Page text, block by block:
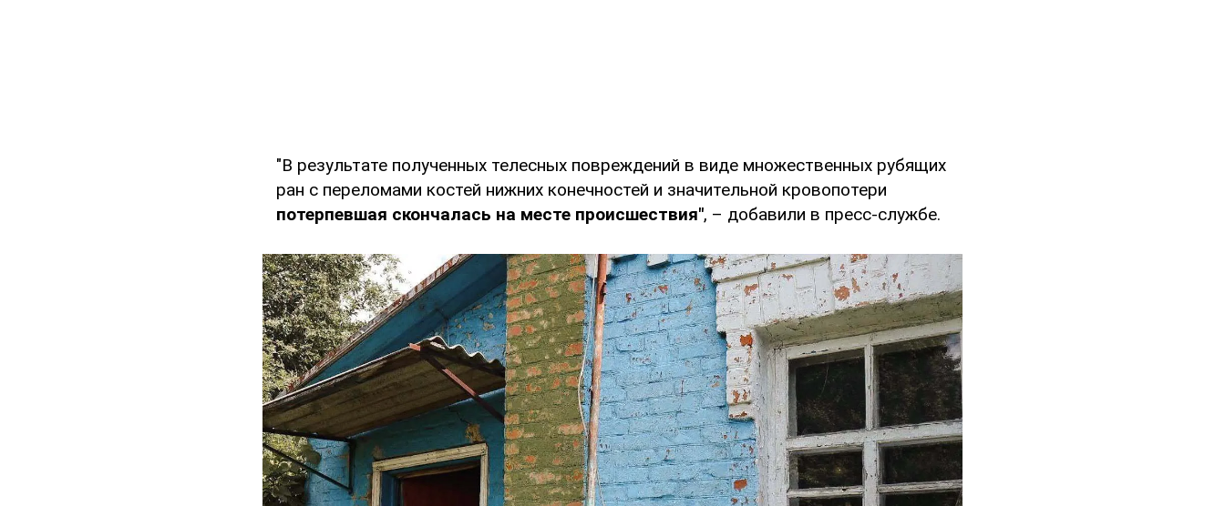
"В результате полученных телесных повреждений в виде множественных рубящих
ран с переломами костей нижних конечностей и значительной кровопотери
потерпевшая скончалась на месте происшествия", – добавили в пресс-службе.